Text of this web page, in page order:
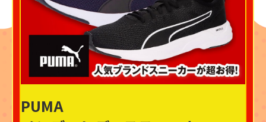
PUMA